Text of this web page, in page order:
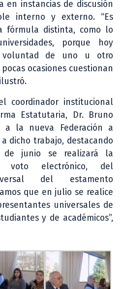
en instancias de discusión
interno y externo. “Es
fórmula distinta, como lo
porque hoy
voluntad de uno u otro
ocasiones cuestionan
coordinador institucional
Estatutaria, Dr. Bruno
a la nueva Federación a
dicho trabajo, destacando
junio se realizará la
voto electrónico, del
del estamento
que en julio se realice
universales de
y de académicos”,